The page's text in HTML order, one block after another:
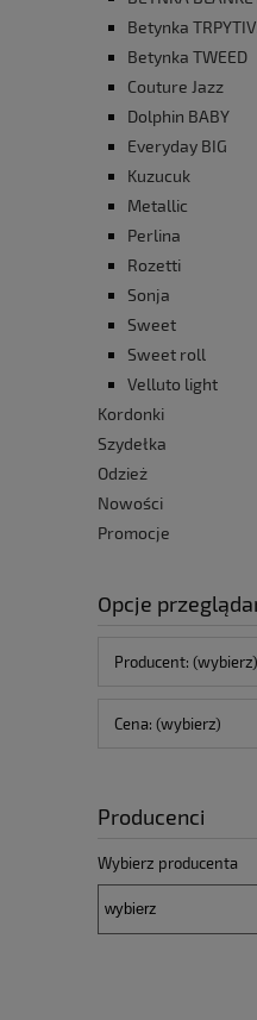
Betynka
Betynka TWEED
Couture Jazz
Dolphin BABY
Everyday BIG
Kuzucuk
Metallic
Perlina
Rozetti
Sonja
Sweet
Sweet roll
Velluto light
Kordonki
Szydełka
Odzież
Nowości
Promocje
Opcje
Producent: (wybierz)
Cena: (wybierz)
Producenci
Wybierz producenta